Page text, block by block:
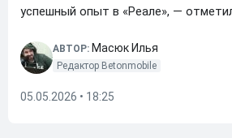
успешный опыт в «Реале», —
АВТОР: Масюк Илья
Редактор Betonmobile
05.05.2026 • 18:25